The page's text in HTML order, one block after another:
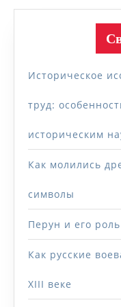
Историческое
труд:
историческим
Как молились
символы
Перун и его
Как русские
XIII веке